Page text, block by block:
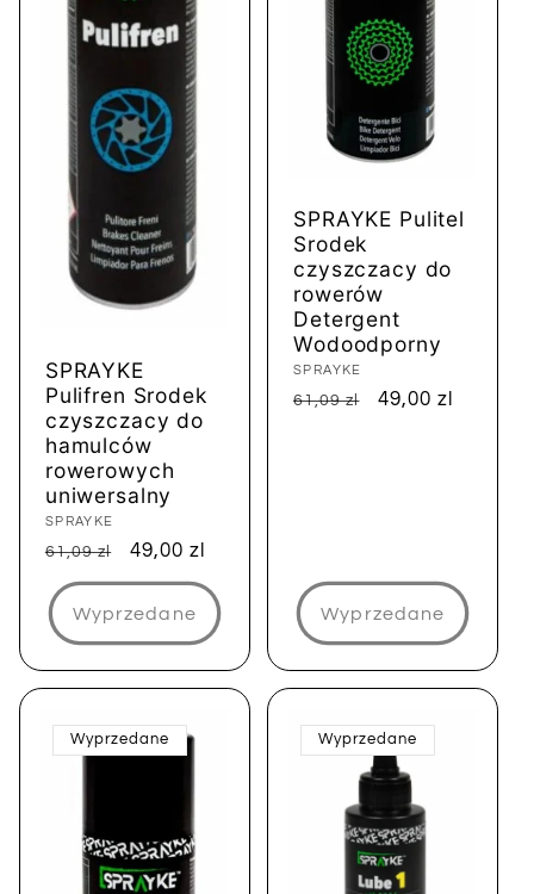
SPRAYKE
Pulifren Srodek
czyszczacy do
hamulców
rowerowych
uniwersalny
Dostawca:
SPRAYKE
Cena
regularna
61,09 zl
Cena
sprzedaży
49,00 zl
Wyprzedane
SPRAYKE Pulitel
Srodek
czyszczacy do
rowerów
Detergent
Wodoodporny
Dostawca:
SPRAYKE
Cena
61,09 zl
Cena
49,00 zl
Wyprzedane
Wyprzedane Wyprzedane